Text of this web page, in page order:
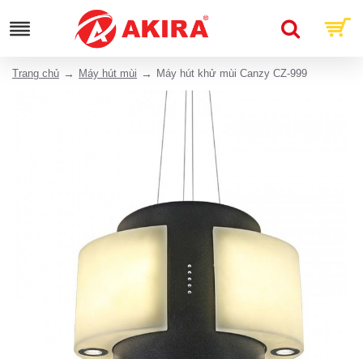
Trang chủ Máy hút mùi Máy hút khử mùi Canzy CZ-999